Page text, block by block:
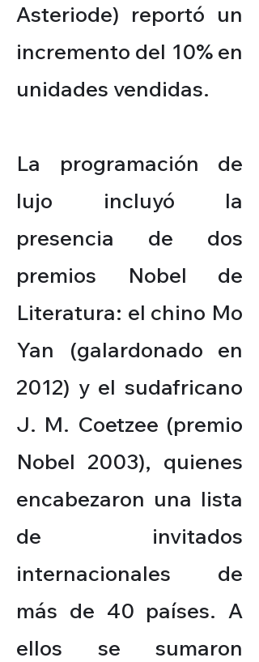
Asteriode) reportó un
incremento del 10% en
unidades vendidas.
La programación de
lujo incluyó la
presencia de dos
premios Nobel de
Literatura: el chino Mo
Yan (galardonado en
2012) y el sudafricano
J. M. Coetzee (premio
Nobel 2003), quienes
encabezaron una lista
de invitados
internacionales de
más de 40 países. A
ellos se sumaron